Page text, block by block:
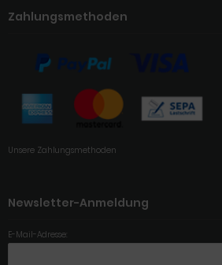
Zahlungsmethoden
Unsere Zahlungsmethoden
Newsletter-Anmeldung
E-Mail-Adresse: